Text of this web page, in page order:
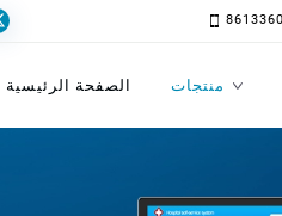
الصفحة الرئيسية منتجات